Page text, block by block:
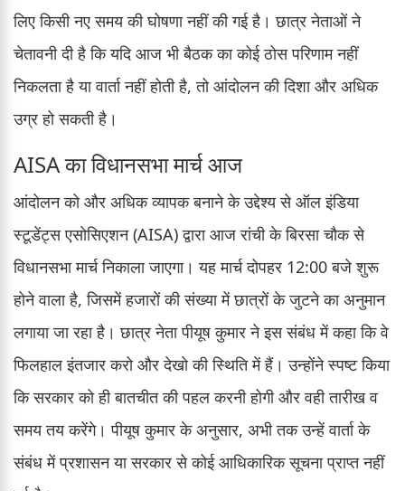
लिए किसी नए समय की घोषणा नहीं की गई है। छात्र नेताओं ने
चेतावनी दी है कि यदि आज भी बैठक का कोई ठोस परिणाम नहीं
निकलता है या वार्ता नहीं होती है, तो आंदोलन की दिशा और अधिक
उग्र हो सकती है।
AISA का विधानसभा मार्च आज
आंदोलन को और अधिक व्यापक बनाने के उद्देश्य से ऑल इंडिया
स्टूडेंट्स एसोसिएशन (AISA) द्वारा आज रांची के बिरसा चौक से
विधानसभा मार्च निकाला जाएगा। यह मार्च दोपहर 12:00 बजे शुरू
होने वाला है, जिसमें हजारों की संख्या में छात्रों के जुटने का अनुमान
लगाया जा रहा है। छात्र नेता पीयूष कुमार ने इस संबंध में कहा कि वे
फिलहाल इंतजार करो और देखो की स्थिति में हैं। उन्होंने स्पष्ट किया
कि सरकार को ही बातचीत की पहल करनी होगी और वही तारीख व
समय तय करेंगे। पीयूष कुमार के अनुसार, अभी तक उन्हें वार्ता के
संबंध में प्रशासन या सरकार से कोई आधिकारिक सूचना प्राप्त नहीं